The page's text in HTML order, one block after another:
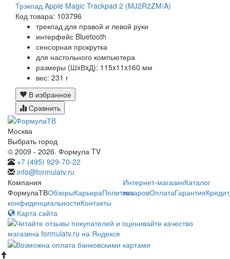
Трэкпад Apple Magic Trackpad 2 (MJ2R2ZM/A)
Код товара: 103796
трекпад для правой и левой руки
интерфейс Bluetooth
сенсорная прокрутка
для настольного компьютера
размеры (ШxВxД): 115x11x160 мм
вес: 231 г
В избранное
Сравнить
Москва
Выбрать город
© 2009 - 2026. Формула TV
+7 (495) 929-70-22
info@formulatv.ru
Компания
ФормулаТВОбзорыКарьераПолитика
конфиденциальностиКонтакты
Интернет-магазинКаталог
товаровОплатаГарантияКредит
Карта сайта